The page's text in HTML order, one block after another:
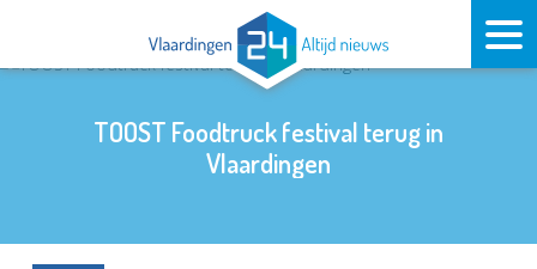
TOOST Foodtruck festival terug in
Vlaardingen